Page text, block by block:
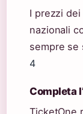
I prezzi
nazionali
sempre se
4
Completa